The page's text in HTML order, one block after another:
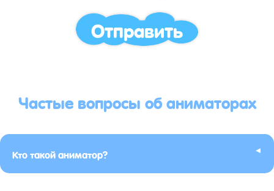
Отправить
Частые вопросы об аниматорах
Кто такой аниматор? ▸